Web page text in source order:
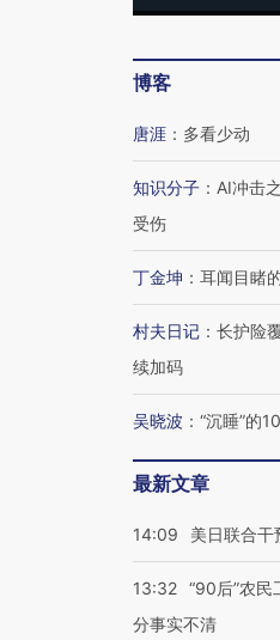
博客
唐涯 ： 多看少动
知识分子 ： AI冲击
受伤
丁金坤 ： 耳闻目睹
村夫日记 ： 长护险
续加码
吴晓波 ： “沉睡”的
最新文章
14:09 美日联合干
13:32 “90后”农
分事实不清